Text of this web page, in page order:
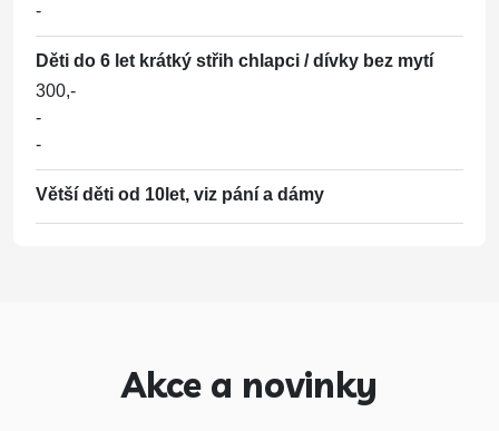
(Mytí, foukání, barva, masáž, styling, ošetření*)
1200,-
1400,-
(Mytí, foukání, melír do tvaru účesu, styling, ošetření*)
1800-2500
-
Děti do 6 let krátký střih chlapci / dívky bez mytí
300,-
-
-
Větší děti od 10let, viz pání a dámy
Akce a novinky